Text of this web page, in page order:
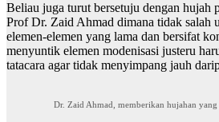
Beliau juga turut bersetuju dengan hujah
Prof Dr. Zaid Ahmad dimana tidak salah
elemen-elemen yang lama dan bersifat
menyuntik elemen modenisasi justeru
tatacara agar tidak menyimpang jauh
Dr. Zaid Ahmad, memberikan hujahan